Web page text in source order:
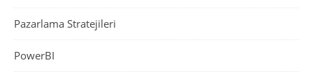
Pazarlama Stratejileri
PowerBI